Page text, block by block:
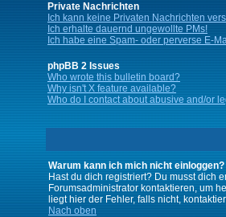
Private Nachrichten
Ich kann keine Privaten Nachrichten
Ich erhalte dauernd ungewollte PMs!
Ich habe eine Spam- oder perverse E-
phpBB 2 Issues
Who wrote this bulletin board?
Why isn't X feature available?
Who do I contact about abusive and/or
Warum kann ich mich nicht einloggen?
Hast du dich registriert? Du musst dich
Forumsadministrator kontaktieren, um
liegt hier der Fehler, falls nicht,
Nach oben